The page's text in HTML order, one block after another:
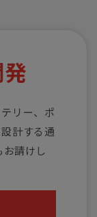
発
リー、ポ
計する通
お請けし